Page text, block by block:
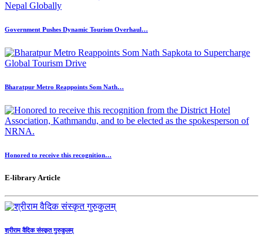
Government Pushes Dynamic Tourism Overhaul…
Bharatpur Metro Reappoints Som Nath…
Honored to receive this recognition…
E-library Article
श्रीराम वैदिक संस्कृत गुरुकुलम्